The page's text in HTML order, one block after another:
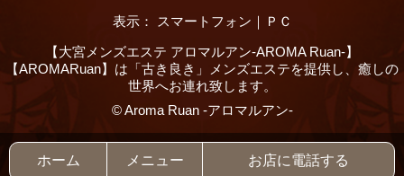
表示： スマートフォン｜
ＰＣ
【大宮メンズエステ アロマルアン-AROMA Ruan-】
【AROMARuan】は「古き良き」メンズエステを提供し、癒しの
世界へお連れ致します。
©Aroma Ruan -アロマルアン-
ホーム メニュー お店に電話する